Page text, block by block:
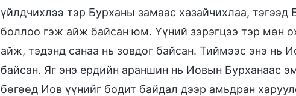
үйлдчихлээ тэр Бурханы замаас хазайчихлаа, тэгээд
боллоо гэж айж байсан юм. Үүний зэрэгцээ тэр мөн
айж, тэдэнд санаа нь зовдог байсан. Тиймээс энэ
байсан. Яг энэ ердийн араншин нь Иовын Бурханаас
бөгөөд Иов үүнийг бодит байдал дээр амьдран